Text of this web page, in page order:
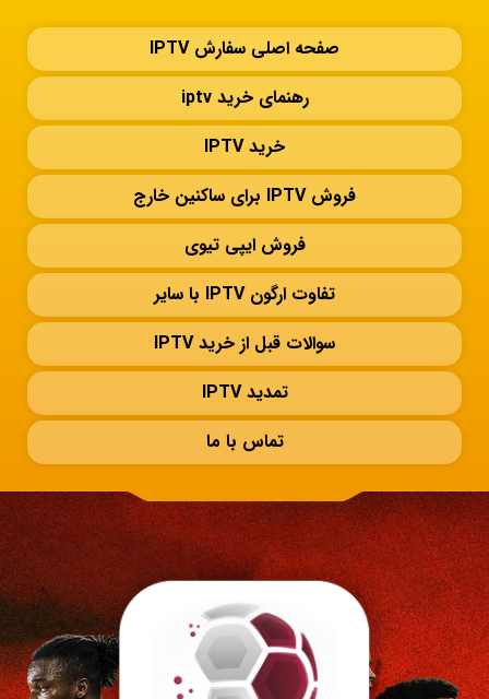
صفحه اصلی سفارش IPTV
رهنمای خرید iptv
خرید IPTV
فروش IPTV برای ساکنین خارج
فروش ایپی تیوی
تفاوت ارگون IPTV با سایر
سوالات قبل از خرید IPTV
تمدید IPTV
تماس با ما